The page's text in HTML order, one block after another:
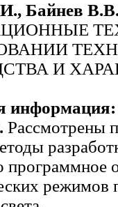
Байнев
И
информация:
Рассмотрены
режимов